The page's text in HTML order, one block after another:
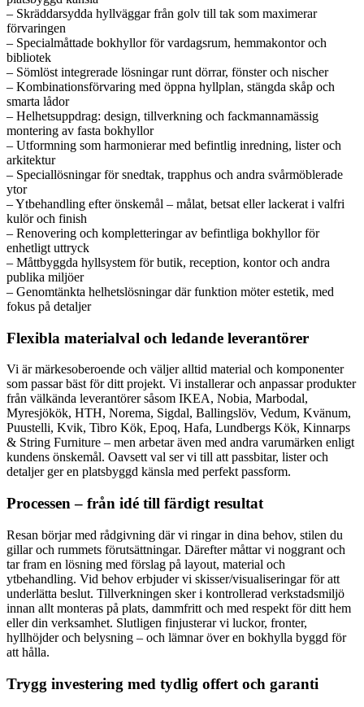
– Skräddarsydda hyllväggar från golv till tak som maximerar
förvaringen
– Specialmåttade bokhyllor för vardagsrum, hemmakontor och
bibliotek
– Sömlöst integrerade lösningar runt dörrar, fönster och nischer
– Kombinationsförvaring med öppna hyllplan, stängda skåp och
smarta lådor
– Helhetsuppdrag: design, tillverkning och fackmannamässig
montering av fasta bokhyllor
– Utformning som harmonierar med befintlig inredning, lister och
arkitektur
– Speciallösningar för snedtak, trapphus och andra svårmöblerade
ytor
– Ytbehandling efter önskemål – målat, betsat eller lackerat i valfri
kulör och finish
– Renovering och kompletteringar av befintliga bokhyllor för
enhetligt uttryck
– Måttbyggda hyllsystem för butik, reception, kontor och andra
publika miljöer
– Genomtänkta helhetslösningar där funktion möter estetik, med
fokus på detaljer
Flexibla materialval och ledande leverantörer
Vi är märkesoberoende och väljer alltid material och komponenter
som passar bäst för ditt projekt. Vi installerar och anpassar produkter
från välkända leverantörer såsom IKEA, Nobia, Marbodal,
Myresjökök, HTH, Norema, Sigdal, Ballingslöv, Vedum, Kvänum,
Puustelli, Kvik, Tibro Kök, Epoq, Hafa, Lundbergs Kök, Kinnarps
& String Furniture – men arbetar även med andra varumärken enligt
kundens önskemål. Oavsett val ser vi till att passbitar, lister och
detaljer ger en platsbyggd känsla med perfekt passform.
Processen – från idé till färdigt resultat
Resan börjar med rådgivning där vi ringar in dina behov, stilen du
gillar och rummets förutsättningar. Därefter måttar vi noggrant och
tar fram en lösning med förslag på layout, material och
ytbehandling. Vid behov erbjuder vi skisser/visualiseringar för att
underlätta beslut. Tillverkningen sker i kontrollerad verkstadsmiljö
innan allt monteras på plats, dammfritt och med respekt för ditt hem
eller din verksamhet. Slutligen finjusterar vi luckor, fronter,
hyllhöjder och belysning – och lämnar över en bokhylla byggd för
att hålla.
Trygg investering med tydlig offert och garanti